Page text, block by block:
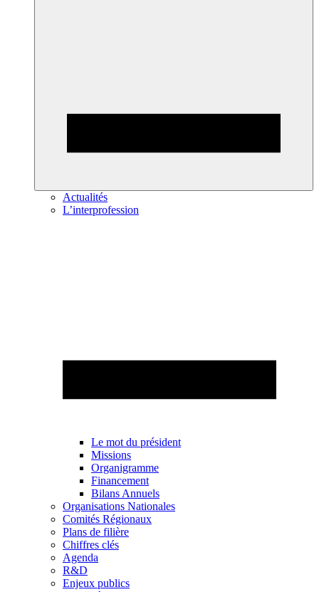
Actualités
L’interprofession
Le mot du président
Missions
Organigramme
Financement
Bilans Annuels
Organisations Nationales
Comités Régionaux
Plans de filière
Chiffres clés
Agenda
R&D
Enjeux publics